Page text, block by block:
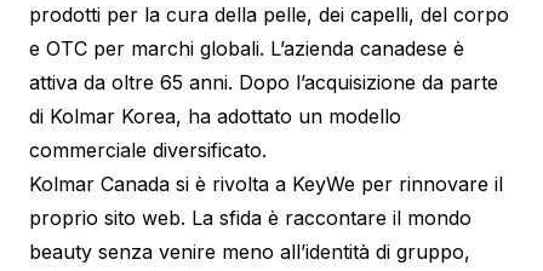
prodotti per la cura della pelle, dei capelli, del corpo
e OTC per marchi globali. L’azienda canadese è
attiva da oltre 65 anni. Dopo l’acquisizione da parte
di Kolmar Korea, ha adottato un modello
commerciale diversificato.
Kolmar Canada si è rivolta a KeyWe per rinnovare il
proprio sito web. La sfida è raccontare il mondo
beauty senza venire meno all’identità di gruppo,